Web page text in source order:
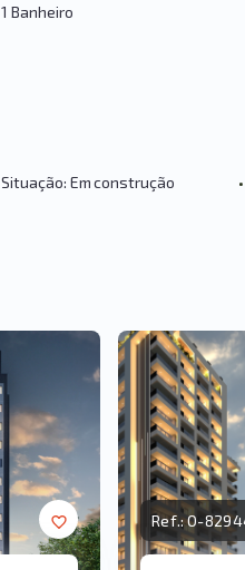
1 Banheiro
Situação: Em construção •
Ref.:O-